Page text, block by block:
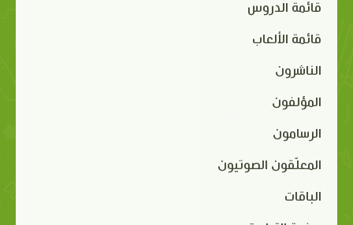
قائمة الدروس
قائمة الألعاب
الناشرون
المؤلفون
الرسامون
المعلّقون الصوتيون
الباقات